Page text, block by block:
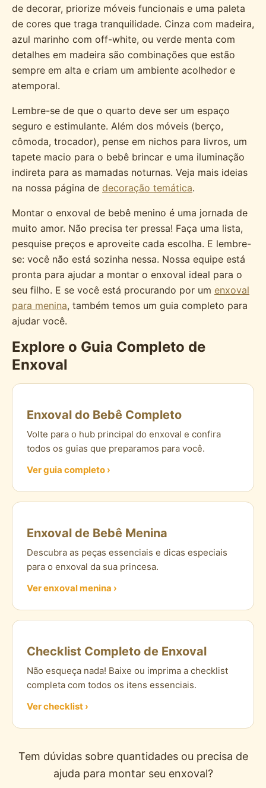
de decorar, priorize móveis funcionais e uma paleta
de cores que traga tranquilidade. Cinza com madeira,
azul marinho com off-white, ou verde menta com
detalhes em madeira são combinações que estão
sempre em alta e criam um ambiente acolhedor e
atemporal.
Lembre-se de que o quarto deve ser um espaço
seguro e estimulante. Além dos móveis (berço,
cômoda, trocador), pense em nichos para livros, um
tapete macio para o bebê brincar e uma iluminação
indireta para as mamadas noturnas. Veja mais ideias
na nossa página de decoração temática.
Montar o enxoval de bebê menino é uma jornada de
muito amor. Não precisa ter pressa! Faça uma lista,
pesquise preços e aproveite cada escolha. E lembre-
se: você não está sozinha nessa. Nossa equipe está
pronta para ajudar a montar o enxoval ideal para o
seu filho. E se você está procurando por um enxoval
para menina, também temos um guia completo para
ajudar você.
Explore o Guia Completo de
Enxoval
Enxoval do Bebê Completo
Volte para o hub principal do enxoval e confira
todos os guias que preparamos para você.
Ver guia completo ›
Enxoval de Bebê Menina
Descubra as peças essenciais e dicas especiais
para o enxoval da sua princesa.
Ver enxoval menina ›
Checklist Completo de Enxoval
Não esqueça nada! Baixe ou imprima a checklist
completa com todos os itens essenciais.
Ver checklist ›
Tem dúvidas sobre quantidades ou precisa de
ajuda para montar seu enxoval?